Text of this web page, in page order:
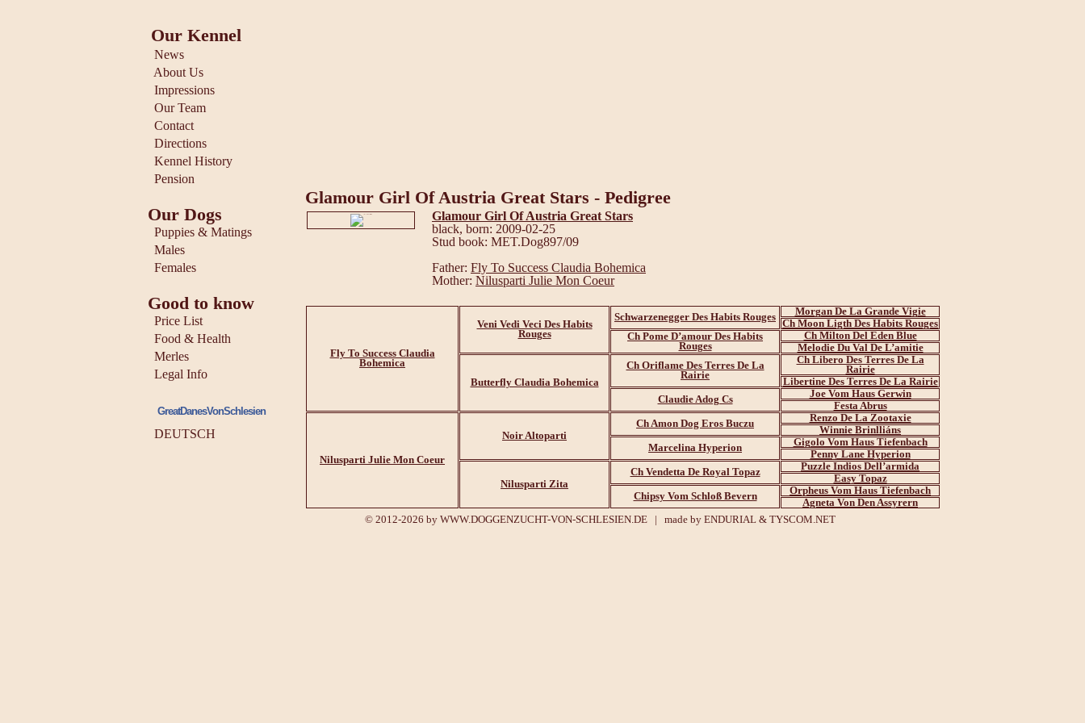
Our Kennel
News
About Us
Impressions
Our Team
Contact
Directions
Kennel History
Pension
Our Dogs
Puppies & Matings
Males
Females
Good to know
Price List
Food & Health
Merles
Legal Info
GreatDanesVonSchlesien
DEUTSCH
Glamour Girl Of Austria Great Stars - Pedigree
Glamour Girl Of Austria Great Stars
black, born: 2009-02-25
Stud book: MET.Dog897/09
Father: Fly To Success Claudia Bohemica
Mother: Nilusparti Julie Mon Coeur
Fly To Success Claudia
Bohemica
Veni Vedi Veci Des Habits
Rouges
Schwarzenegger Des Habits Rouges
Morgan De La Grande Vigie
Ch Moon Ligth Des Habits Rouges
Ch Pome D’amour Des Habits
Rouges
Ch Milton Del Eden Blue
Melodie Du Val De L’amitie
Butterfly Claudia Bohemica
Ch Oriflame Des Terres De La
Rairie
Ch Libero Des Terres De La
Rairie
Libertine Des Terres De La Rairie
Claudie Adog Cs
Joe Vom Haus Gerwin
Festa Abrus
Nilusparti Julie Mon Coeur
Noir Altoparti
Ch Amon Dog Eros Buczu
Renzo De La Zootaxie
Winnie Brinlliáns
Marcelina Hyperion
Gigolo Vom Haus Tiefenbach
Penny Lane Hyperion
Nilusparti Zita
Ch Vendetta De Royal Topaz
Puzzle Indios Dell’armida
Easy Topaz
Chipsy Vom Schloß Bevern
Orpheus Vom Haus Tiefenbach
Agneta Von Den Assyrern
© 2012-2026 by WWW.DOGGENZUCHT-VON-SCHLESIEN.DE | made by ENDURIAL & TYSCOM.NET